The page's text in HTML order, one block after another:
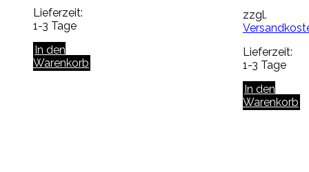
Lieferzeit:
1-3 Tage
In den
Warenkorb
zzgl.
Lieferzeit:
1-3 Tage
In den
Warenkorb